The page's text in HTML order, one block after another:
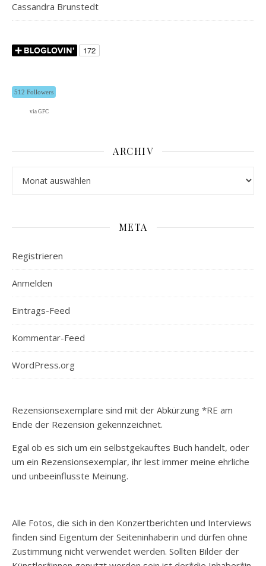
Cassandra Brunstedt
512 Followers
via GFC
ARCHIV
META
Registrieren
Anmelden
Eintrags-Feed
Kommentar-Feed
WordPress.org
Rezensionsexemplare sind mit der Abkürzung *RE am
Ende der Rezension gekennzeichnet.
Egal ob es sich um ein selbstgekauftes Buch handelt, oder
um ein Rezensionsexemplar, ihr lest immer meine ehrliche
und unbeeinflusste Meinung.
Alle Fotos, die sich in den Konzertberichten und Interviews
finden sind Eigentum der Seiteninhaberin und dürfen ohne
Zustimmung nicht verwendet werden. Sollten Bilder der